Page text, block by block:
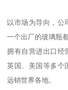
以市场为导向，公
一个出厂的玻璃瓶
拥有自营进出口经
英国、美国等多个
远销世界各地。